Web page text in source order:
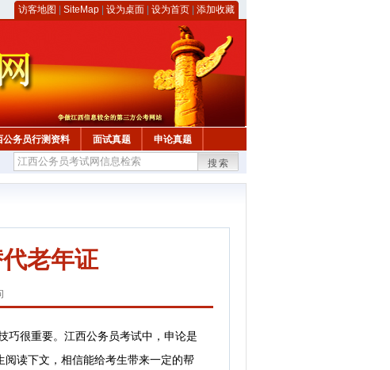
访客地图 SiteMap 设为桌面 设为首页 添加收藏
公务员行测资料 面试真题 申论真题
搜索
老年证
巧很重要。江西公务员考试中，申论是
阅读下文，相信能给考生带来一定的帮